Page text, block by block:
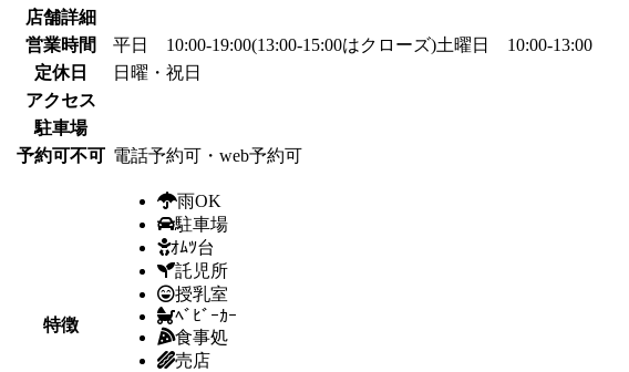
店舗詳細
営業時間
平日 10:00-19:00(13:00-15:00はクローズ)土曜日 10:00-13:00
定休日
日曜・祝日
アクセス
駐車場
予約可不可 電話予約可・web予約可
特徴
雨OK
駐車場
ｵﾑﾂ台
託児所
授乳室
ﾍﾞﾋﾞｰｶｰ
食事処
売店